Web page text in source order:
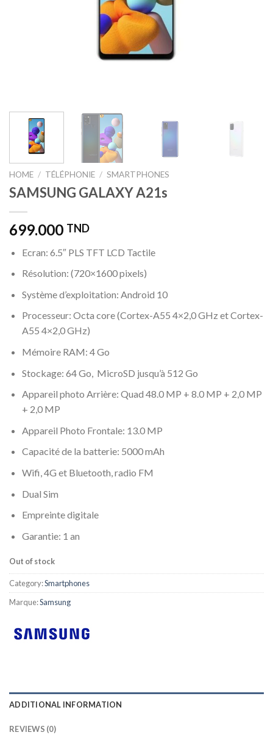
HOME / TÉLÉPHONIE / SMARTPHONES
SAMSUNG GALAXY A21s
699.000 TND
Ecran: 6.5″ PLS TFT LCD Tactile
Résolution: (720×1600 pixels)
Système d’exploitation: Android 10
Processeur: Octa core (Cortex-A55 4×2,0 GHz et Cortex-
A55 4×2,0 GHz)
Mémoire RAM: 4 Go
Stockage: 64 Go, MicroSD jusqu’à 512 Go
Appareil photo Arrière: Quad 48.0 MP + 8.0 MP + 2,0 MP
+ 2,0 MP
Appareil Photo Frontale: 13.0 MP
Capacité de la batterie: 5000 mAh
Wifi, 4G et Bluetooth, radio FM
Dual Sim
Empreinte digitale
Garantie: 1 an
Out of stock
Category:Smartphones
Marque:Samsung
ADDITIONAL INFORMATION
REVIEWS (0)